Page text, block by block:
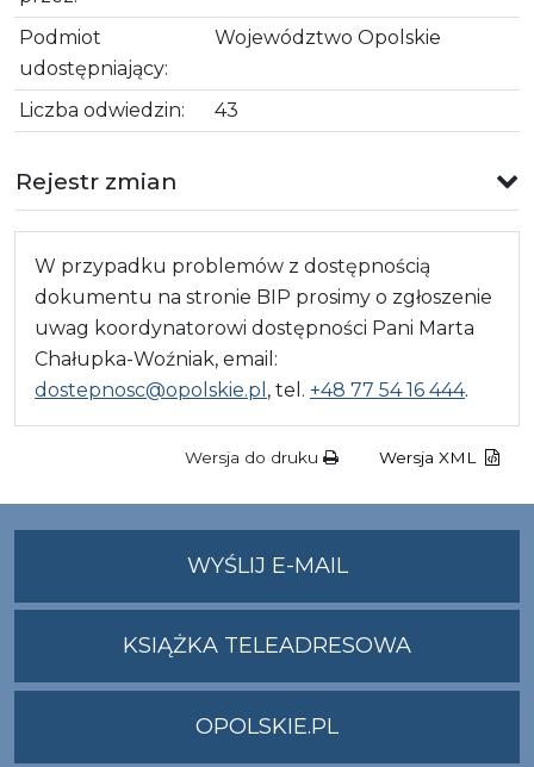
Podmiot
udostępniający:
Województwo Opolskie
Liczba odwiedzin: 43
Rejestr zmian
W przypadku problemów z dostępnością
dokumentu na stronie BIP prosimy o zgłoszenie
uwag koordynatorowi dostępności Pani Marta
Chałupka-Woźniak, email:
dostepnosc@opolskie.pl , tel. +48 77 54 16 444.
Wersja do druku Wersja XML
WYŚLIJ E-MAILNA
ADRES
KSIĄŻKA TELEADRESOWA
OPOLSKIE.PL